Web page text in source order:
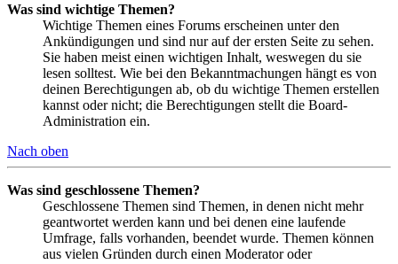
Was sind wichtige Themen?
Wichtige Themen eines Forums erscheinen unter den
Ankündigungen und sind nur auf der ersten Seite zu sehen.
Sie haben meist einen wichtigen Inhalt, weswegen du sie
lesen solltest. Wie bei den Bekanntmachungen hängt es von
deinen Berechtigungen ab, ob du wichtige Themen erstellen
kannst oder nicht; die Berechtigungen stellt die Board-
Administration ein.
Nach oben
Was sind geschlossene Themen?
Geschlossene Themen sind Themen, in denen nicht mehr
geantwortet werden kann und bei denen eine laufende
Umfrage, falls vorhanden, beendet wurde. Themen können
aus vielen Gründen durch einen Moderator oder